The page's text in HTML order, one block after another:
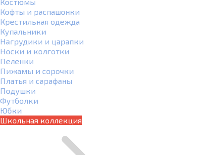
Кофты и распашонки
Крестильная одежда
Купальники
Нагрудики и царапки
Носки и колготки
Пеленки
Пижамы и сорочки
Платья и сарафаны
Подушки
Футболки
Юбки
Школьная коллекция